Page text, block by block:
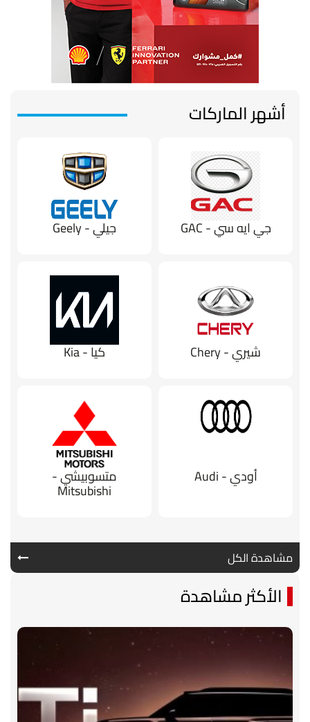
أشهر الماركات
جي ايه سي - GAC جيلي - Geely
شيري - Chery كيا - Kia
أودي - Audi متسوبيشي -
Mitsubishi
مشاهدة الكل
الأكثر مشاهدة